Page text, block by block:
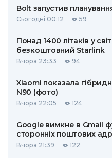
Bolt запустив
Сьогодні 00:12 59
Понад 1400 літаків у
безкоштовний Starlink
Вчора 23:33 94
Xiaomi показала
N90 (фото)
Вчора 22:05 124
Google вимкне в Gmail
сторонніх поштових
Вчора 21:39 122